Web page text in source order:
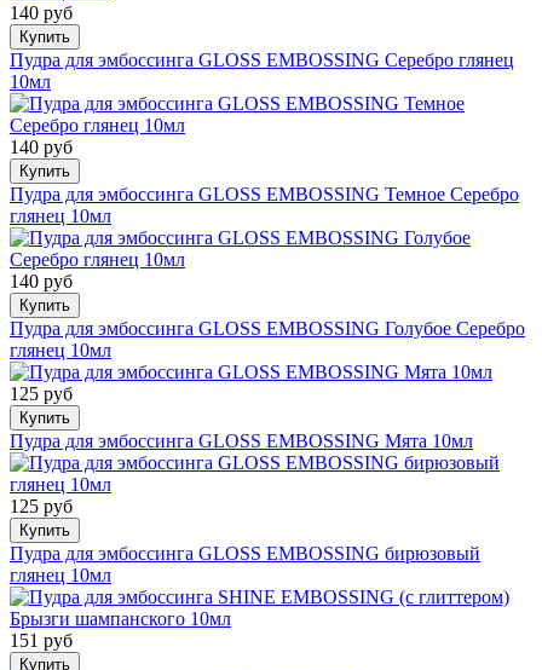
140 руб
Купить
Пудра для эмбоссинга GLOSS EMBOSSING Серебро глянец
10мл
140 руб
Купить
Пудра для эмбоссинга GLOSS EMBOSSING Темное Серебро
глянец 10мл
140 руб
Купить
Пудра для эмбоссинга GLOSS EMBOSSING Голубое Серебро
глянец 10мл
125 руб
Купить
Пудра для эмбоссинга GLOSS EMBOSSING Мята 10мл
125 руб
Купить
Пудра для эмбоссинга GLOSS EMBOSSING бирюзовый
глянец 10мл
151 руб
Купить